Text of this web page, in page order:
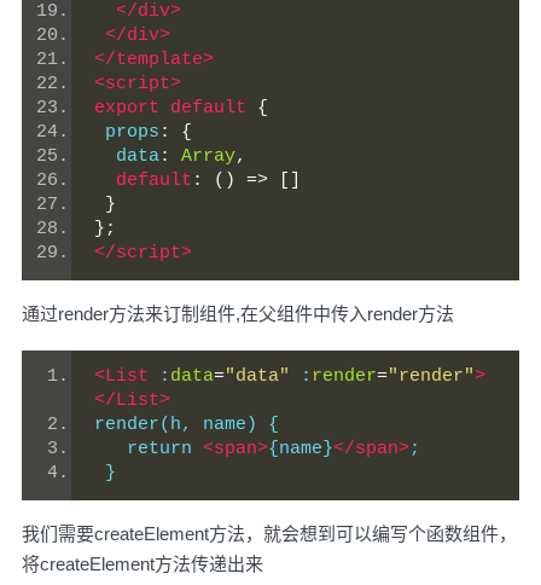
</div>
</div>
</template>
<script>
export
default
{
props :
{
  data
: Array,
default : () =>
}
};
</script>
通过render方法来订制组件,在父组件中传入render方法
<List : data="data" : render="render">
</List>
render(h, name) {
   return
<span>{name}</span>;
}
我们需要createElement方法，就会想到可以编写个函数组件，
将createElement方法传递出来